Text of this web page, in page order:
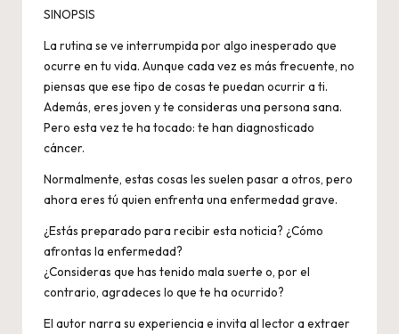
SINOPSIS
La rutina se ve interrumpida por algo inesperado que
ocurre en tu vida. Aunque cada vez es más frecuente, no
piensas que ese tipo de cosas te puedan ocurrir a ti.
Además, eres joven y te consideras una persona sana.
Pero esta vez te ha tocado: te han diagnosticado
cáncer.
Normalmente, estas cosas les suelen pasar a otros, pero
ahora eres tú quien enfrenta una enfermedad grave.
¿Estás preparado para recibir esta noticia? ¿Cómo
afrontas la enfermedad?
¿Consideras que has tenido mala suerte o, por el
contrario, agradeces lo que te ha ocurrido?
El autor narra su experiencia e invita al lector a extraer